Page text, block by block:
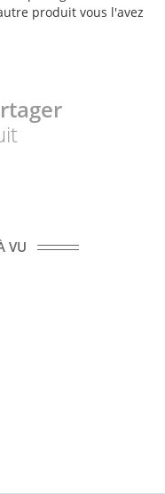
produit vous l'avez
VU